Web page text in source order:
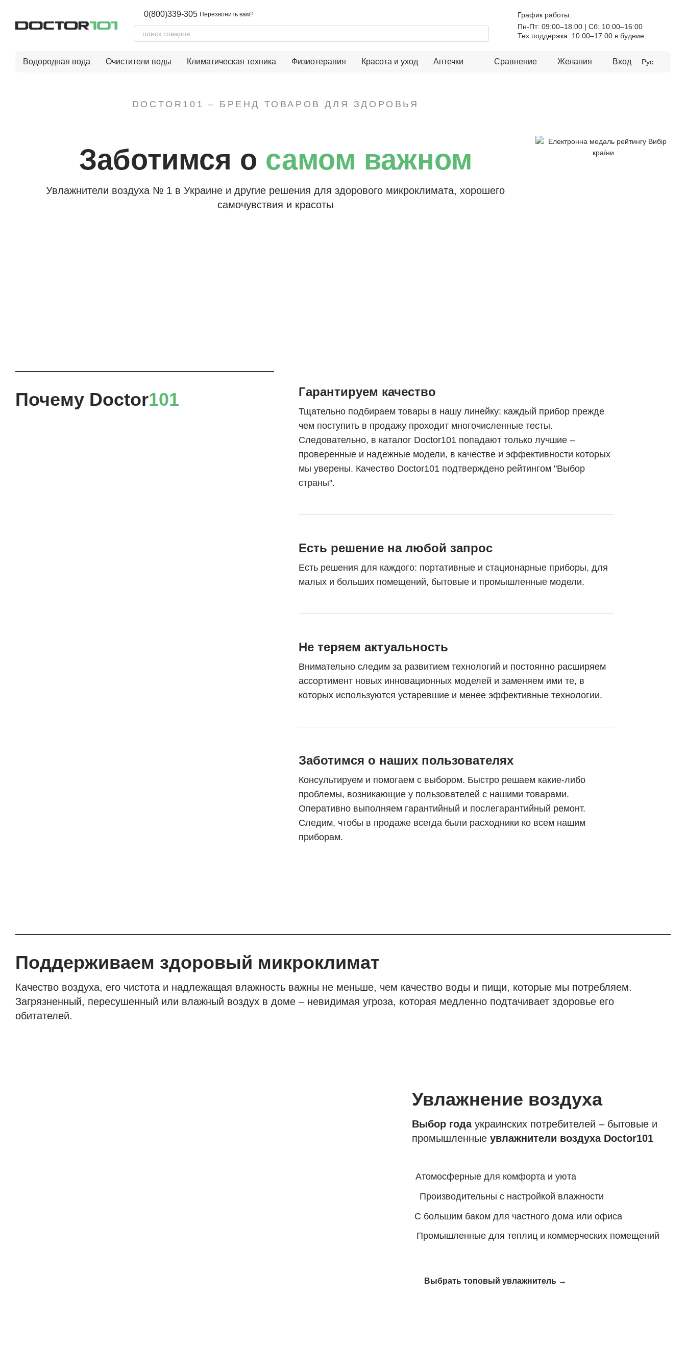
0(800)339-305 Перезвонить вам?
График работы:
Пн-Пт: 09:00–18:00 | Сб: 10:00–16:00
Тех.поддержка: 10:00–17:00 в будние
Водородная вода Очистители воды Климатическая техника Физиотерапия Красота и уход Аптечки Сравнение Желания Вход Рус
DOCTOR101 – БРЕНД ТОВАРОВ ДЛЯ ЗДОРОВЬЯ
Заботимся о самом важном
Увлажнители воздуха № 1 в Украине и другие решения для здорового микроклимата, хорошего
самочувствия и красоты
Почему Doctor101 Гарантируем качество
Тщательно подбираем товары в нашу линейку: каждый прибор прежде
чем поступить в продажу проходит многочисленные тесты.
Следовательно, в каталог Doctor101 попадают только лучшие –
проверенные и надежные модели, в качестве и эффективности которых
мы уверены. Качество Doctor101 подтверждено рейтингом "Выбор
страны".
Есть решение на любой запрос
Есть решения для каждого: портативные и стационарные приборы, для
малых и больших помещений, бытовые и промышленные модели.
Не теряем актуальность
Внимательно следим за развитием технологий и постоянно расширяем
ассортимент новых инновационных моделей и заменяем ими те, в
которых используются устаревшие и менее эффективные технологии.
Заботимся о наших пользователях
Консультируем и помогаем с выбором. Быстро решаем какие-либо
проблемы, возникающие у пользователей с нашими товарами.
Оперативно выполняем гарантийный и послегарантийный ремонт.
Следим, чтобы в продаже всегда были расходники ко всем нашим
приборам.
Поддерживаем здоровый микроклимат
Качество воздуха, его чистота и надлежащая влажность важны не меньше, чем качество воды и пищи, которые мы потребляем.
Загрязненный, пересушенный или влажный воздух в доме – невидимая угроза, которая медленно подтачивает здоровье его
обитателей.
Увлажнение воздуха
Выбор годаукраинских потребителей – бытовые и
промышленные увлажнители воздуха Doctor101
Атомосферные для комфорта и уюта
Производительны с настройкой влажности
С большим баком для частного дома или офиса
Промышленные для теплиц и коммерческих помещений
Выбрать топовый увлажнитель →